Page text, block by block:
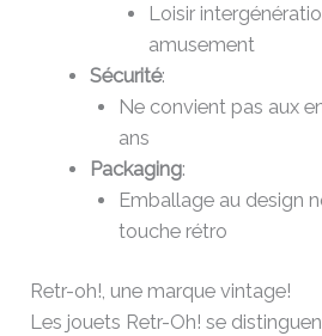
Loisir
amusement
Sécurité:
Ne convient pas aux
ans
Packaging:
Emballage au design
touche rétro
Retr-oh!, une marque vintage!
Les jouets Retr-Oh! se